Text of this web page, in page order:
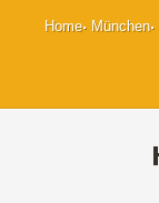
Home München